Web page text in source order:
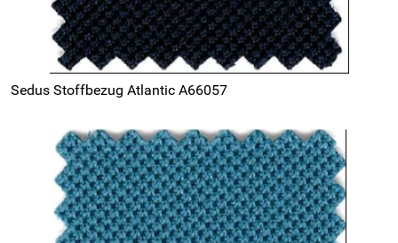
Sedus Stoffbezug Atlantic A66057